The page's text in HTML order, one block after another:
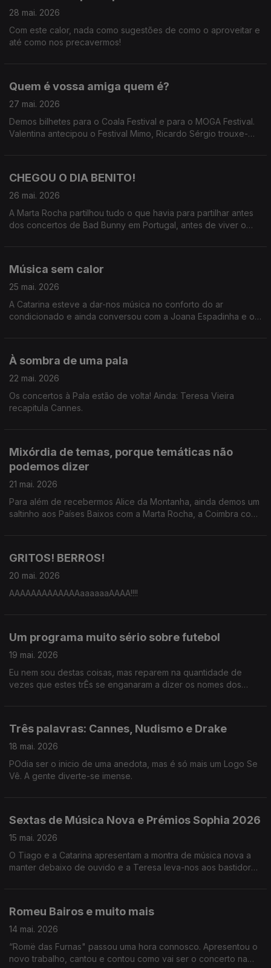
28 mai. 2026
Com este calor, nada como sugestões de como o aproveitar e
até como nos precavermos!
Quem é vossa amiga quem é?
27 mai. 2026
Demos bilhetes para o Coala Festival e para o MOGA Festival.
Valentina antecipou o Festival Mimo, Ricardo Sérgio trouxe-
CHEGOU O DIA BENITO!
26 mai. 2026
A Marta Rocha partilhou tudo o que havia para partilhar antes
dos concertos de Bad Bunny em Portugal, antes de viver o
Música sem calor
25 mai. 2026
A Catarina esteve a dar-nos música no conforto do ar
condicionado e ainda conversou com a Joana Espadinha e o
À sombra de uma pala
22 mai. 2026
Os concertos à Pala estão de volta! Ainda: Teresa Vieira
recapitula Cannes.
Mixórdia de temas, porque temáticas não
podemos dizer
21 mai. 2026
Para além de recebermos Alice da Montanha, ainda demos um
saltinho aos Países Baixos com a Marta Rocha, a Coimbra com
GRITOS! BERROS!
20 mai. 2026
AAAAAAAAAAAAAaaaaaaAAAA!!!!
Um programa muito sério sobre futebol
19 mai. 2026
Eu nem sou destas coisas, mas reparem na quantidade de
vezes que estes trÊs se enganaram a dizer os nomes dos
Três palavras: Cannes, Nudismo e Drake
18 mai. 2026
POdia ser o inicio de uma anedota, mas é só mais um Logo Se
Vê. A gente diverte-se imense.
Sextas de Música Nova e Prémios Sophia 2026
15 mai. 2026
O Tiago e a Catarina apresentam a montra de música nova a
manter debaixo de ouvido e a Teresa leva-nos aos bastidores
Romeu Bairos e muito mais
14 mai. 2026
“Romë das Furnas" passou uma hora connosco. Apresentou o
novo trabalho, cantou e contou como vai ser o concerto na